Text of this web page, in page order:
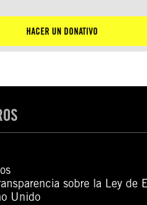
HACER UN DONATIVO
sobre la Ley de
Unido